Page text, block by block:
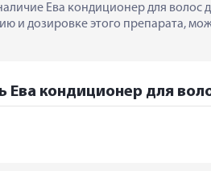
Ева кондиционер для волос
и дозировке этого препарата,
Ева кондиционер для